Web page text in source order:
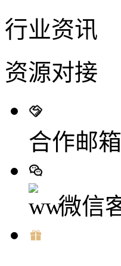
行业资讯
资源对接
合作邮
微信